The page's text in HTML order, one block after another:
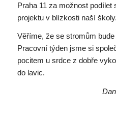
Praha 11 za možnost
projektu v blízkosti naší školy.
Věříme, že se stromům
Pracovní týden jsme si
pocitem u srdce z dobře
do lavic.